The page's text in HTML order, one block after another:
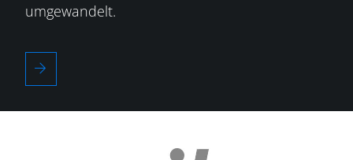
umgewandelt.